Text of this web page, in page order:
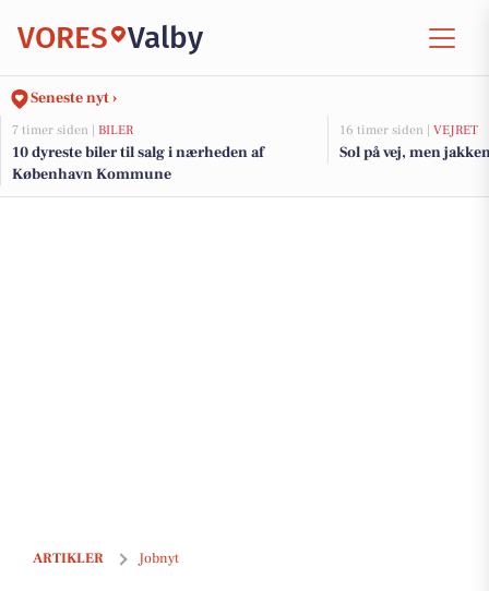
VORES Valby
Seneste nyt ›
7 timer siden | BILER
10 dyreste biler til salg i nærheden af
København Kommune
16 timer siden | VEJRET
Sol på vej, men
ARTIKLER Jobnyt
Bliv kontorchef for forretningsudvikling hos SIRI og driv strategisk